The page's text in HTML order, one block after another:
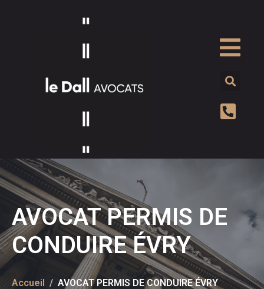
AVOCAT PERMIS DE
CONDUIRE ÉVRY
Accueil AVOCAT PERMIS DE CONDUIRE ÉVRY